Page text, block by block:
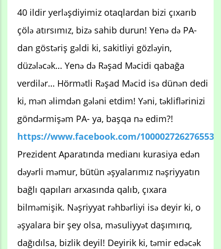
40 ildir yerləşdiyimiz otaqlardan bizi çıxarıb
çölə atırsımız, bizə sahib durun! Yenə də PA-
dan göstəriş gəldi ki, sakitliyi gözləyin,
düzələcək… Yenə də Rəşad Məcidi qabağa
verdilər… Hörmətli Rəşad Məcid isə dünən dedi
ki, mən əlimdən gələni etdim! Yəni, təkliflərinizi
göndərmişəm PA- ya, başqa nə edim?!
https://www.facebook.com/100002726276553/
Prezident Aparatında medianı kurasiya edən
dəyərli məmur, bütün əşyalarımız nəşriyyatın
bağlı qapıları arxasında qalıb, çıxara
bilməmişik. Nəşriyyat rəhbərliyi isə deyir ki, o
əşyalara bir şey olsa, məsuliyyət daşımırıq,
dağıdılsa, bizlik deyil! Deyirik ki, təmir edəcək